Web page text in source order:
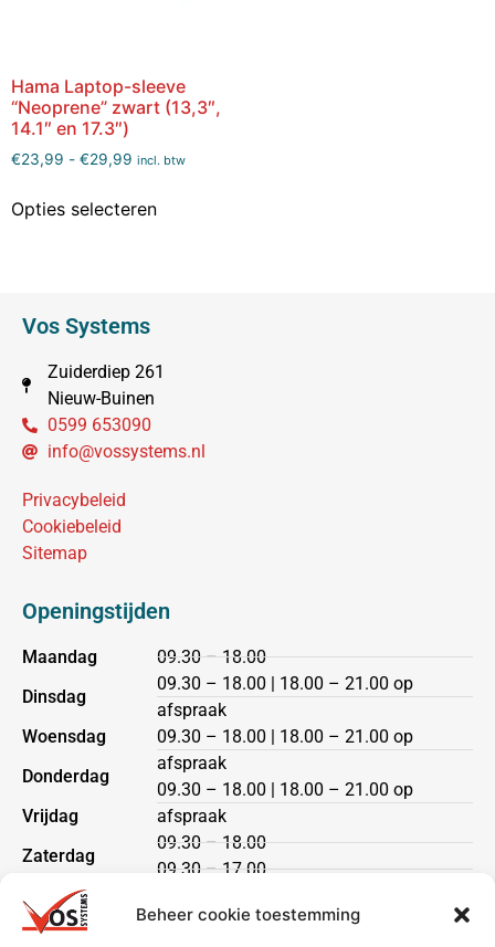
Beheer cookie toestemming
Hama Laptop-sleeve
“Neoprene” zwart (13,3″,
14.1″ en 17.3″)
€23,99 - €29,99 incl. btw
Opties selecteren
Vos Systems
Zuiderdiep 261
Nieuw-Buinen
0599 653090
info@vossystems.nl
Privacybeleid
Cookiebeleid
Sitemap
Openingstijden
Maandag
Dinsdag
Woensdag
Donderdag
Vrijdag
Zaterdag
Zondag
09.30 – 18.00
09.30 – 18.00 | 18.00 – 21.00 op
afspraak
09.30 – 18.00 | 18.00 – 21.00 op
afspraak
09.30 – 18.00 | 18.00 – 21.00 op
afspraak
09.30 – 18.00
09.30 – 17.00